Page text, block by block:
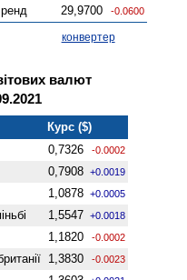
29,9700 -0.0600
конвертер
валют
Курс ($)
0,7326 -0.0002
0,7908 +0.0019
1,0878 +0.0005
1,5547 +0.0018
1,1820 -0.0002
1,3830 -0.0023